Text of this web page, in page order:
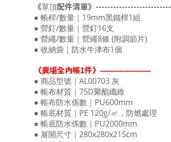
《單頂配件清單》--------------------------
● 帳桿/數量｜19mm黑鐵桿1組
● 營釘/數量｜營釘16支
● 營繩/數量｜營繩8條 (附調節片)
● 收納袋｜防水牛津布1個
《廣場全內帳1件》---------------------
● 商品型號｜AL00703 灰
● 帳布材質｜75D聚酯纖維
● 帳布防水係數｜PU600mm
● 帳底材質｜PE 120g/㎡，防燃處理
● 帳底防水係數｜PU2000mm
● 展開尺寸｜280x280x215cm